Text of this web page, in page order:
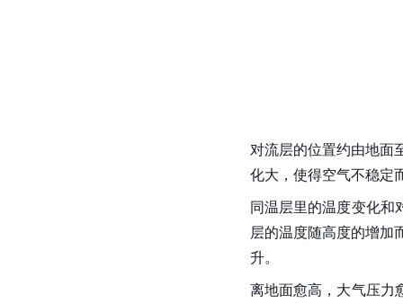
对流层的位置约由地面
化大，使得空气不稳定
同温层里的温度变化和
层的温度随高度的增加
升。
离地面愈高，大气压力